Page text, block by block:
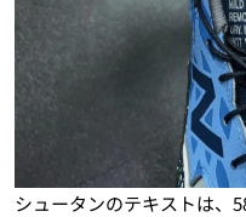
シュータンのテキストは、